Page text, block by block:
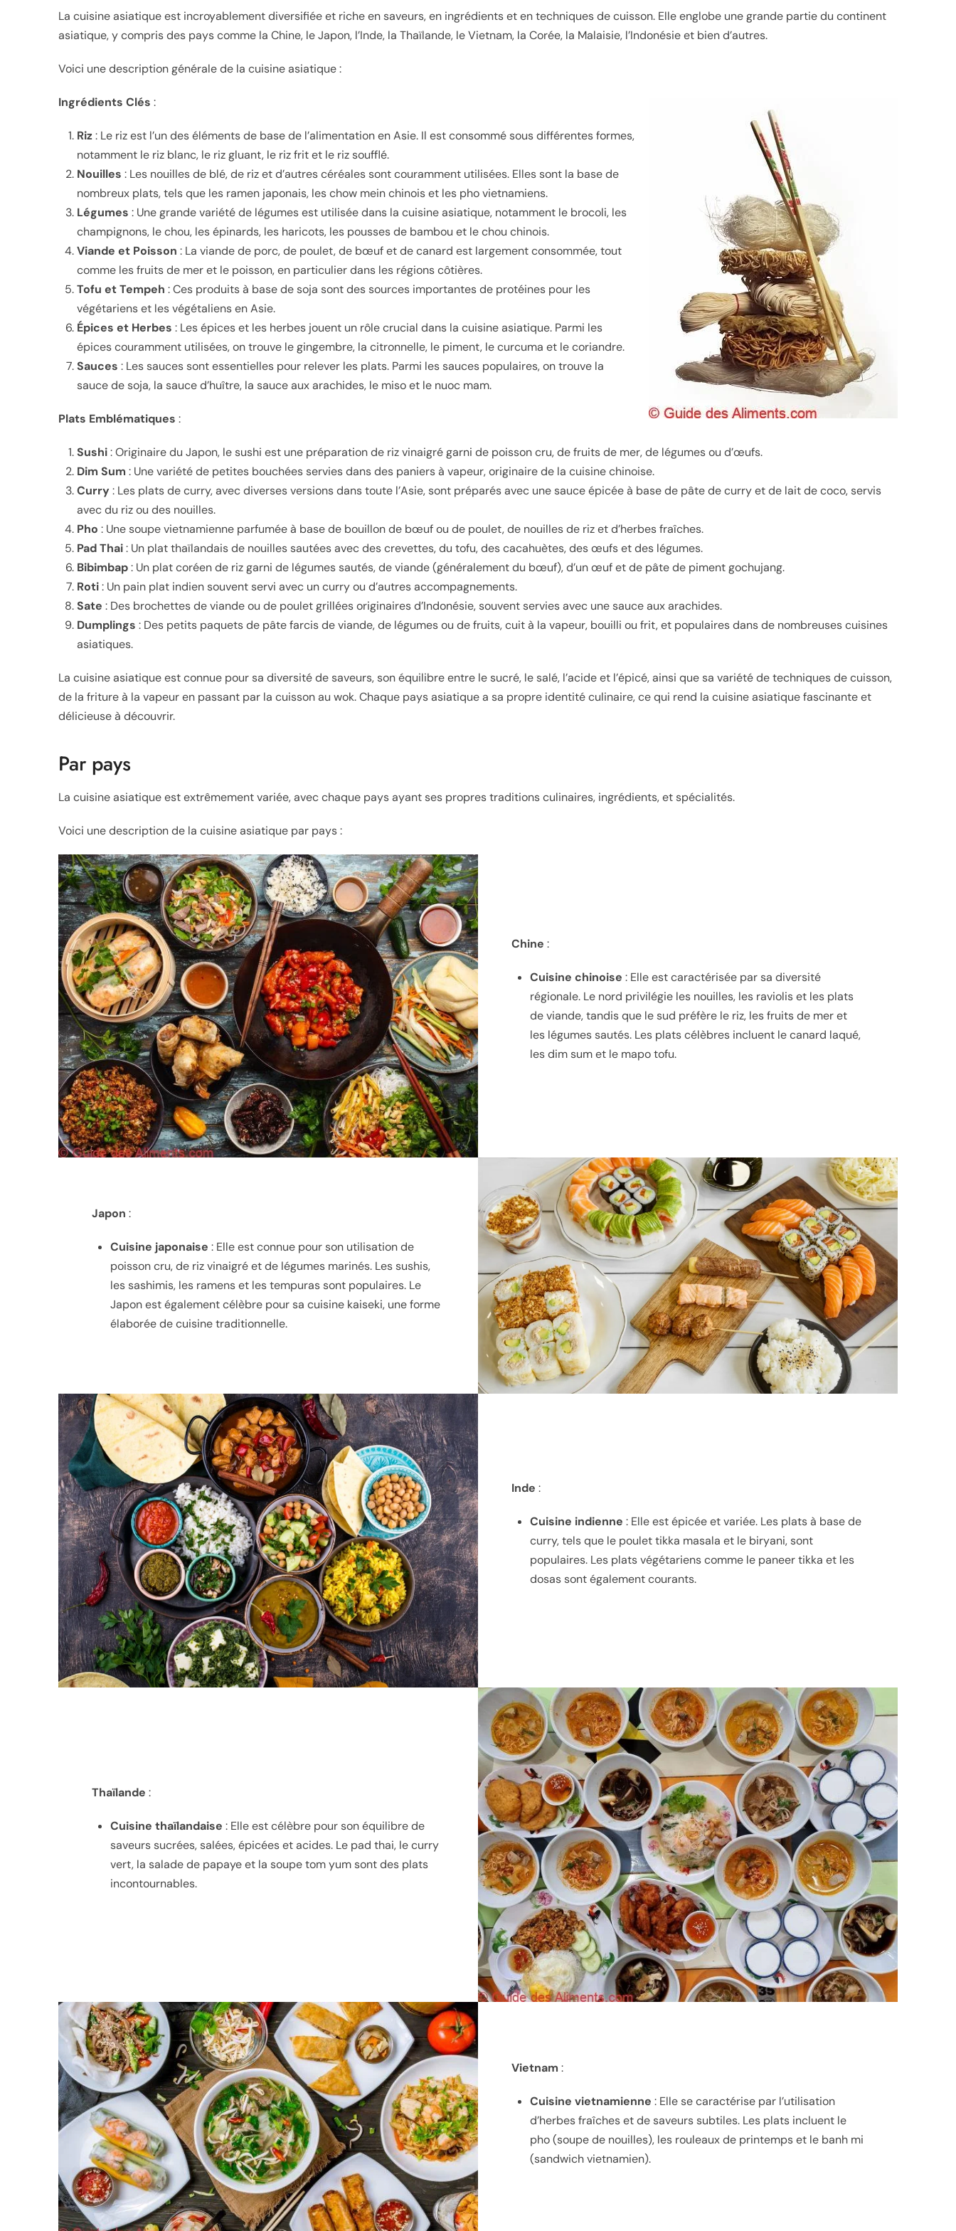
La cuisine asiatique est incroyablement diversifiée et riche en saveurs, en ingrédients et en techniques de cuisson. Elle englobe une grande partie du continent
asiatique, y compris des pays comme la Chine, le Japon, l’Inde, la Thaïlande, le Vietnam, la Corée, la Malaisie, l’Indonésie et bien d’autres.
Voici une description générale de la cuisine asiatique :
Ingrédients Clés :
Riz: Le riz est l’un des éléments de base de l’alimentation en Asie. Il est consommé sous différentes formes,
notamment le riz blanc, le riz gluant, le riz frit et le riz soufflé.
Nouilles : Les nouilles de blé, de riz et d’autres céréales sont couramment utilisées. Elles sont la base de
nombreux plats, tels que les ramen japonais, les chow mein chinois et les pho vietnamiens.
Légumes : Une grande variété de légumes est utilisée dans la cuisine asiatique, notamment le brocoli, les
champignons, le chou, les épinards, les haricots, les pousses de bambou et le chou chinois.
Viande et Poisson : La viande de porc, de poulet, de bœuf et de canard est largement consommée, tout
comme les fruits de mer et le poisson, en particulier dans les régions côtières.
Tofu et Tempeh : Ces produits à base de soja sont des sources importantes de protéines pour les
végétariens et les végétaliens en Asie.
Épices et Herbes : Les épices et les herbes jouent un rôle crucial dans la cuisine asiatique. Parmi les
épices couramment utilisées, on trouve le gingembre, la citronnelle, le piment, le curcuma et le coriandre.
Sauces : Les sauces sont essentielles pour relever les plats. Parmi les sauces populaires, on trouve la
sauce de soja, la sauce d’huître, la sauce aux arachides, le miso et le nuoc mam.
Plats Emblématiques :
Sushi: Originaire du Japon, le sushi est une préparation de riz vinaigré garni de poisson cru, de fruits de mer, de légumes ou d’œufs.
Dim Sum : Une variété de petites bouchées servies dans des paniers à vapeur, originaire de la cuisine chinoise.
Curry : Les plats de curry, avec diverses versions dans toute l’Asie, sont préparés avec une sauce épicée à base de pâte de curry et de lait de coco, servis
avec du riz ou des nouilles.
Pho : Une soupe vietnamienne parfumée à base de bouillon de bœuf ou de poulet, de nouilles de riz et d’herbes fraîches.
Pad Thai: Un plat thaïlandais de nouilles sautées avec des crevettes, du tofu, des cacahuètes, des œufs et des légumes.
Bibimbap: Un plat coréen de riz garni de légumes sautés, de viande (généralement du bœuf), d’un œuf et de pâte de piment gochujang.
Roti: Un pain plat indien souvent servi avec un curry ou d’autres accompagnements.
Sate : Des brochettes de viande ou de poulet grillées originaires d’Indonésie, souvent servies avec une sauce aux arachides.
Dumplings : Des petits paquets de pâte farcis de viande, de légumes ou de fruits, cuit à la vapeur, bouilli ou frit, et populaires dans de nombreuses cuisines
asiatiques.
La cuisine asiatique est connue pour sa diversité de saveurs, son équilibre entre le sucré, le salé, l’acide et l’épicé, ainsi que sa variété de techniques de cuisson,
de la friture à la vapeur en passant par la cuisson au wok. Chaque pays asiatique a sa propre identité culinaire, ce qui rend la cuisine asiatique fascinante et
délicieuse à découvrir.
Par pays
La cuisine asiatique est extrêmement variée, avec chaque pays ayant ses propres traditions culinaires, ingrédients, et spécialités.
Voici une description de la cuisine asiatique par pays :
Chine :
Cuisine chinoise : Elle est caractérisée par sa diversité
régionale. Le nord privilégie les nouilles, les raviolis et les plats
de viande, tandis que le sud préfère le riz, les fruits de mer et
les légumes sautés. Les plats célèbres incluent le canard laqué,
les dim sum et le mapo tofu.
Japon :
Cuisine japonaise : Elle est connue pour son utilisation de
poisson cru, de riz vinaigré et de légumes marinés. Les sushis,
les sashimis, les ramens et les tempuras sont populaires. Le
Japon est également célèbre pour sa cuisine kaiseki, une forme
élaborée de cuisine traditionnelle.
Inde :
Cuisine indienne : Elle est épicée et variée. Les plats à base de
curry, tels que le poulet tikka masala et le biryani, sont
populaires. Les plats végétariens comme le paneer tikka et les
dosas sont également courants.
Thaïlande :
Cuisine thaïlandaise : Elle est célèbre pour son équilibre de
saveurs sucrées, salées, épicées et acides. Le pad thai, le curry
vert, la salade de papaye et la soupe tom yum sont des plats
incontournables.
Vietnam :
Cuisine vietnamienne : Elle se caractérise par l’utilisation
d’herbes fraîches et de saveurs subtiles. Les plats incluent le
pho (soupe de nouilles), les rouleaux de printemps et le banh mi
(sandwich vietnamien).